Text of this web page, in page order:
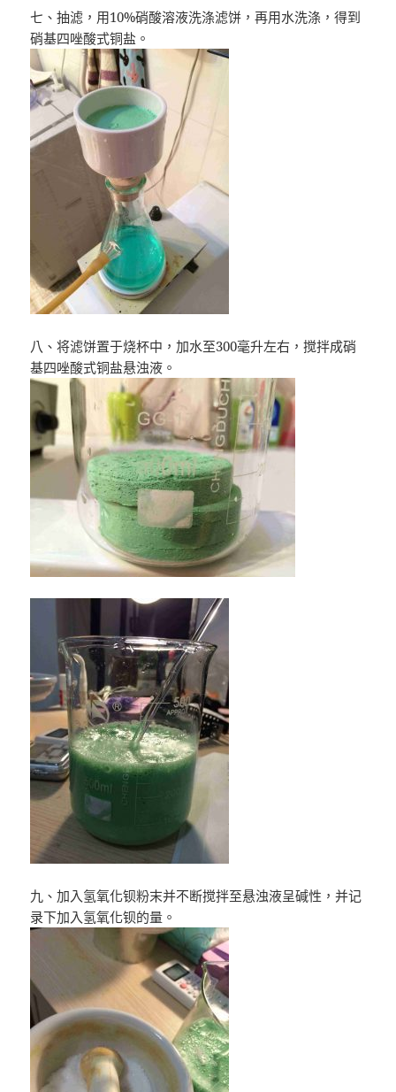
七、抽滤，用10%硝酸溶液洗涤滤饼，再用水洗涤，得到
硝基四唑酸式铜盐。
八、将滤饼置于烧杯中，加水至300毫升左右，搅拌成硝
基四唑酸式铜盐悬浊液。
九、加入氢氧化钡粉末并不断搅拌至悬浊液呈碱性，并记
录下加入氢氧化钡的量。